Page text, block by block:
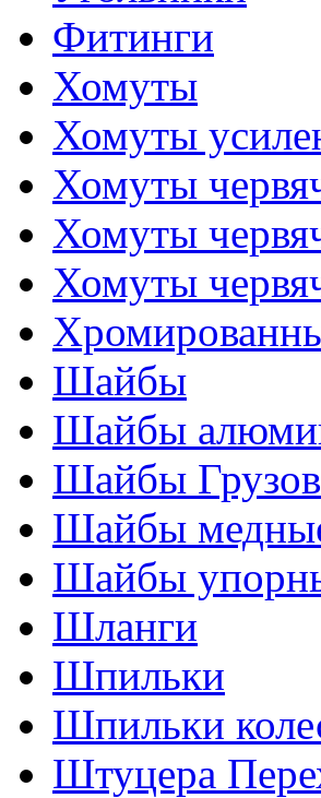
Фитинги
Хомуты
Хомуты
Хомуты
Хомуты
Хомуты
Шайбы
Шайбы
Шайбы
Шайбы
Шайбы
Шланги
Шпильки
Шпильки
Штуцера